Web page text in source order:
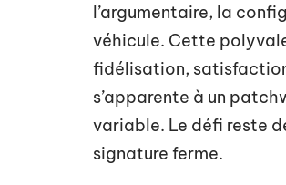
l’argumentaire, la
véhicule. Cette
fidélisation,
s’apparente à un
variable. Le défi reste
signature ferme.